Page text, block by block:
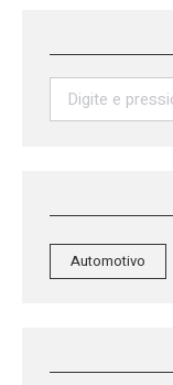
Search:
Automotivo